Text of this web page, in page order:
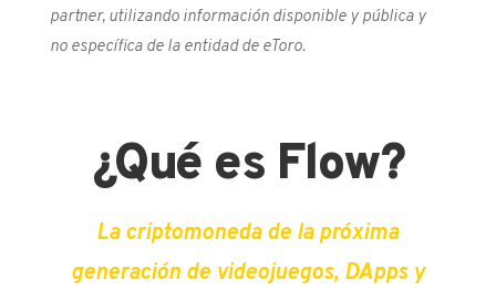
partner, utilizando información disponible y pública y
no específica de la entidad de eToro.
¿Qué es Flow?
La criptomoneda de lapróxima
generación de videojuegos, DApps y